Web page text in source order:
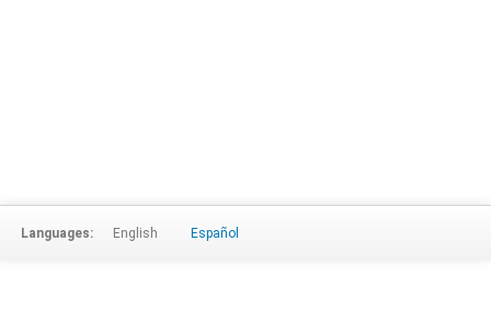
Languages: English Español